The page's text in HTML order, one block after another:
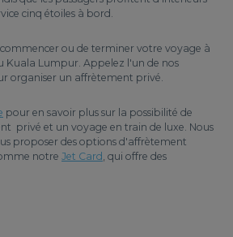
cinq étoiles à bord.
ou de terminer votre voyage à
Kuala Lumpur. Appelez l'un de nos
organiser un affrètement privé.
pour en savoir plus sur la possibilité de
privé et un voyage en train de luxe. Nous
proposer des options d'affrètement
notre Jet Card , qui offre des